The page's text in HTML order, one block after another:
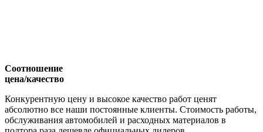
Соотношение
цена/качество
Конкурентную цену и высокое качество работ ценят
абсолютно все наши постоянные клиенты. Стоимость работы,
обслуживания автомобилей и расходных материалов в